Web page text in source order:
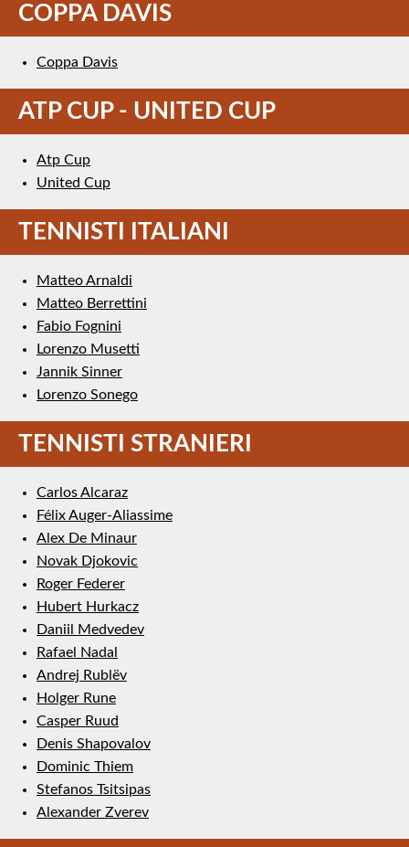
COPPA DAVIS
Coppa Davis
ATP CUP - UNITED CUP
Atp Cup
United Cup
TENNISTI ITALIANI
Matteo Arnaldi
Matteo Berrettini
Fabio Fognini
Lorenzo Musetti
Jannik Sinner
Lorenzo Sonego
TENNISTI STRANIERI
Carlos Alcaraz
Félix Auger-Aliassime
Alex De Minaur
Novak Djokovic
Roger Federer
Hubert Hurkacz
Daniil Medvedev
Rafael Nadal
Andrej Rublëv
Holger Rune
Casper Ruud
Denis Shapovalov
Dominic Thiem
Stefanos Tsitsipas
Alexander Zverev